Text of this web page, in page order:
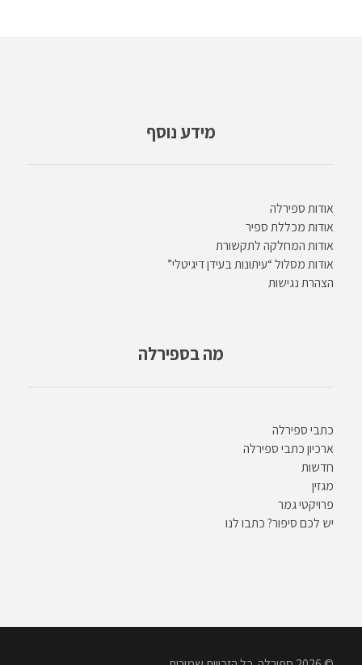
מידע נוסף
אודות ספירלה
אודות מכללת ספיר
אודות המחלקה לתקשורת
אודות מסלול “עיתונות בעידן דיגיטלי”
הצהרת נגישות
מה בספירלה
כתבי ספירלה
ארכיון כתבי ספירלה
חדשות
מגזין
פרויקטי גמר
יש לכם סיפור? כתבו לנו